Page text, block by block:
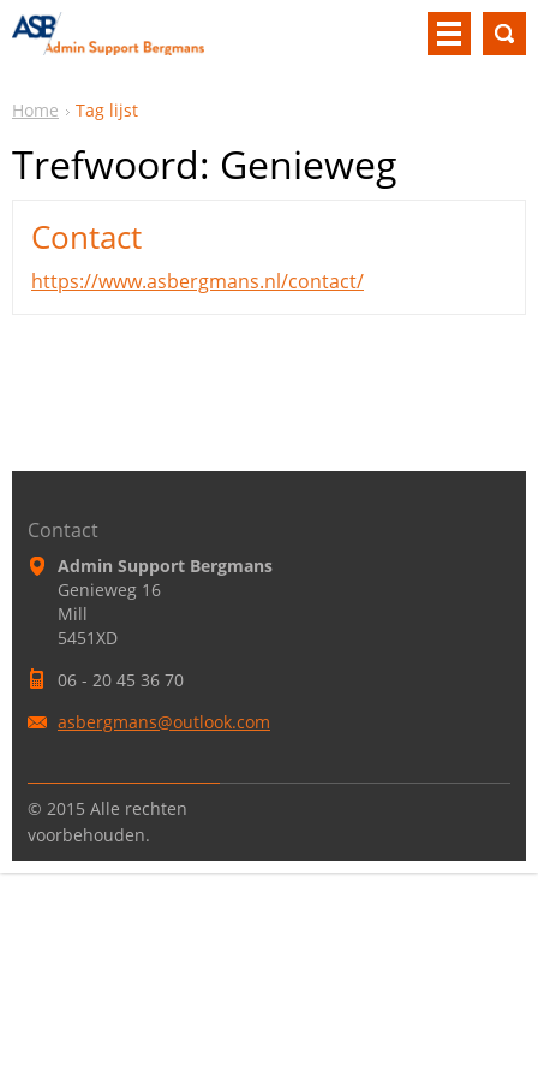
Home Tag lijst
Trefwoord: Genieweg
Contact
https://www.asbergmans.nl/contact/
Contact
Admin Support Bergmans
Genieweg 16
Mill
5451XD
06 - 20 45 36 70
asbergmans@outlook.com
© 2015 Alle rechten
voorbehouden.